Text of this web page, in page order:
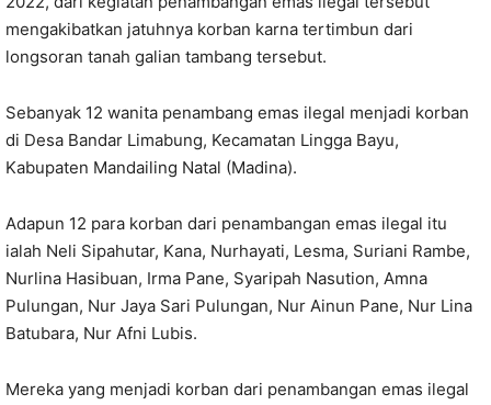
mengakibatkan jatuhnya korban karna tertimbun dari
longsoran tanah galian tambang tersebut.
Sebanyak 12 wanita penambang emas ilegal menjadi korban
di Desa Bandar Limabung, Kecamatan Lingga Bayu,
Kabupaten Mandailing Natal (Madina).
Adapun 12 para korban dari penambangan emas ilegal itu
ialah Neli Sipahutar, Kana, Nurhayati, Lesma, Suriani Rambe,
Nurlina Hasibuan, Irma Pane, Syaripah Nasution, Amna
Pulungan, Nur Jaya Sari Pulungan, Nur Ainun Pane, Nur Lina
Batubara, Nur Afni Lubis.
Mereka yang menjadi korban dari penambangan emas ilegal